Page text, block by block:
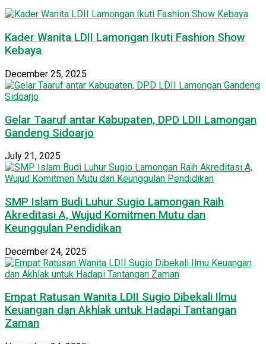
Kader Wanita LDII Lamongan Ikuti Fashion Show
Kebaya
December 25, 2025
Gelar Taaruf antar Kabupaten, DPD LDII Lamongan
Gandeng Sidoarjo
July 21, 2025
SMP Islam Budi Luhur Sugio Lamongan Raih
Akreditasi A, Wujud Komitmen Mutu dan
Keunggulan Pendidikan
December 24, 2025
Empat Ratusan Wanita LDII Sugio Dibekali Ilmu
Keuangan dan Akhlak untuk Hadapi Tantangan
Zaman